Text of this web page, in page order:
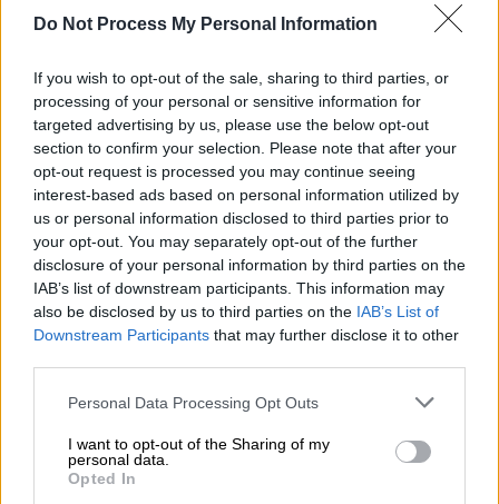
Do Not Process My Personal Information
If you wish to opt-out of the sale, sharing to third parties, or
processing of your personal or sensitive information for
targeted advertising by us, please use the below opt-out
section to confirm your selection. Please note that after your
opt-out request is processed you may continue seeing
interest-based ads based on personal information utilized by
us or personal information disclosed to third parties prior to
your opt-out. You may separately opt-out of the further
disclosure of your personal information by third parties on the
IAB’s list of downstream participants. This information may
also be disclosed by us to third parties on the IAB’s List of
Downstream Participants that may further disclose it to other
Please note that this website/app uses one or more Google
not limited to your visit or usage behaviour. You may click to
grant or deny consent to Google and its third-party tags to
use your data for below specified purposes in below Google
Personal Data Processing Opt Outs
I want to opt-out of the Sharing of my
personal data.
Opted In
Ερντογάν - Τσαβούσογλου
ΠΟΛΙΤΙΚΗ 04.10.2021